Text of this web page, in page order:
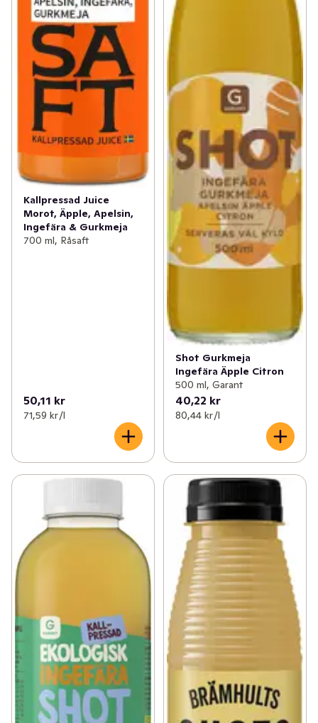
Kallpressad Juice
Morot, Äpple, Apelsin,
Ingefära & Gurkmeja
700 ml, Råsaft
50,11 kr
71,59 kr /l
Shot Gurkmeja
Ingefära Äpple Citron
500 ml, Garant
40,22 kr
80,44 kr /l